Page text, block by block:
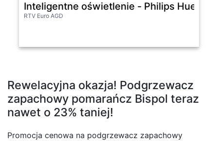
Inteligentne oświetlenie - Philips Hue
RTV Euro AGD
Rewelacyjna okazja! Podgrzewacz
zapachowy pomarańcz Bispol teraz
nawet o 23% taniej!
Promocja cenowa na podgrzewacz zapachowy